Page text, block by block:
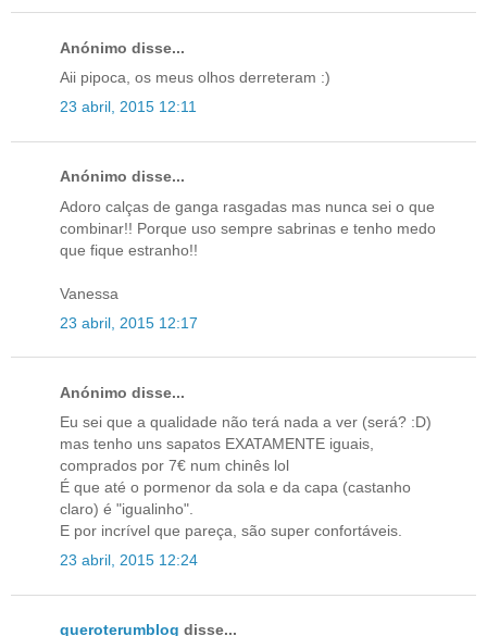
Anónimo disse...
Aii pipoca, os meus olhos derreteram :)
23 abril, 2015 12:11
Anónimo disse...
Adoro calças de ganga rasgadas mas nunca sei o que
combinar!! Porque uso sempre sabrinas e tenho medo
que fique estranho!!
Vanessa
23 abril, 2015 12:17
Anónimo disse...
Eu sei que a qualidade não terá nada a ver (será? :D)
mas tenho uns sapatos EXATAMENTE iguais,
comprados por 7€ num chinês lol
É que até o pormenor da sola e da capa (castanho
claro) é "igualinho".
E por incrível que pareça, são super confortáveis.
23 abril, 2015 12:24
queroterumblog disse...